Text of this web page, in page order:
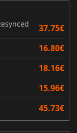
37.75€
16.80€
18.16€
15.96€
45.73€